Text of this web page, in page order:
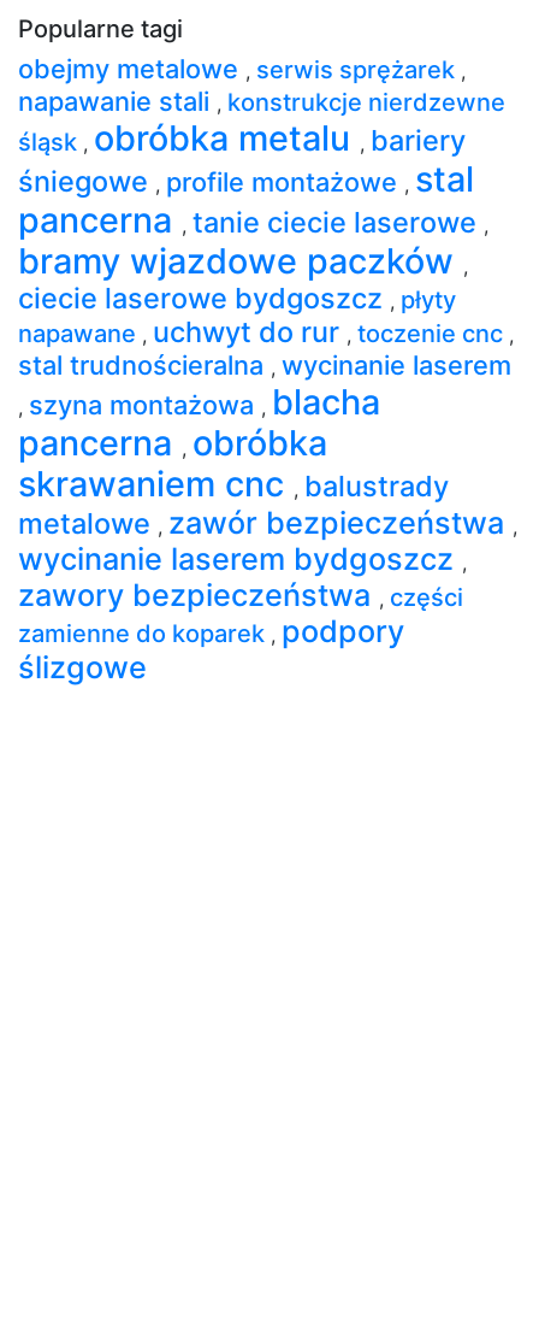
Popularne tagi
obejmy metalowe , serwis sprężarek ,
napawanie stali , konstrukcje nierdzewne
śląsk , obróbka metalu , bariery
śniegowe , profile montażowe , stal
pancerna , tanie ciecie laserowe ,
bramy wjazdowe paczków ,
ciecie laserowe bydgoszcz , płyty
napawane , uchwyt do rur , toczenie cnc ,
stal trudnościeralna , wycinanie laserem
, szyna montażowa , blacha
pancerna , obróbka
skrawaniem cnc , balustrady
metalowe , zawór bezpieczeństwa ,
wycinanie laserem bydgoszcz ,
zawory bezpieczeństwa , części
zamienne do koparek , podpory
ślizgowe